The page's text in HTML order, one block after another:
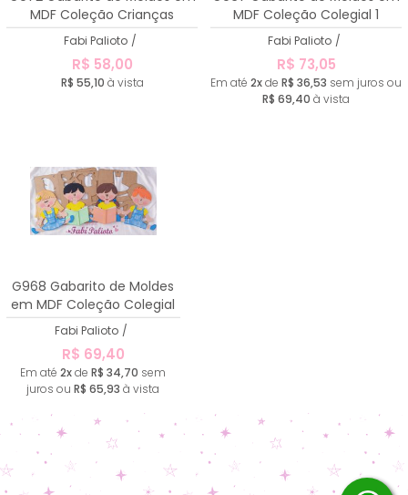
MDF Coleção Crianças
Especiais
Fabi Palioto /
R$ 58,00
R$ 55,10 à vista
MDF Coleção Colegial 1
Fabi Palioto /
R$ 73,05
Em até 2xde R$ 36,53 sem juros ou
R$ 69,40 à vista
G968 Gabarito de Moldes
em MDF Coleção Colegial
2
Fabi Palioto /
R$ 69,40
Em até2xdeR$ 34,70 sem
juros ouR$ 65,93 à vista